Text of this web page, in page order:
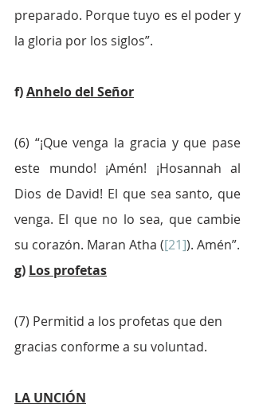
preparado. Porque tuyo es el poder y
la gloria por los siglos”.
f) Anhelo del Señor
(6) “¡Que venga la gracia y que pase
este mundo! ¡Amén! ¡Hosannah al
Dios de David! El que sea santo, que
venga. El que no lo sea, que cambie
su corazón. Maran Atha ([21]). Amén”.
g) Los profetas
(7) Permitid a los profetas que den
gracias conforme a su voluntad.
LA UNCIÓN